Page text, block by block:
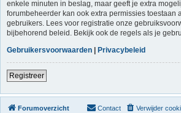
enkele minuten in beslag, maar geeft je extra
forumbeheerder kan ook extra permissies toestaan
gebruikers. Lees voor registratie onze
bijbehorend beleid. Bekijk ook de regels als je
Gebruikersvoorwaarden | Privacybeleid
Registreer
Forumoverzicht Verwijder
Contact